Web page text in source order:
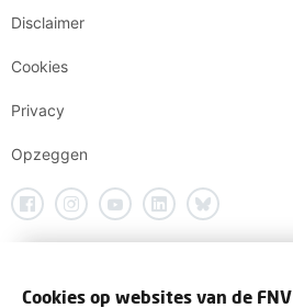
Disclaimer
Cookies
Privacy
Opzeggen
Cookies op websites van de FNV